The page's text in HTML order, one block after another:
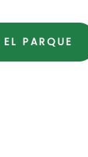
PARQUE